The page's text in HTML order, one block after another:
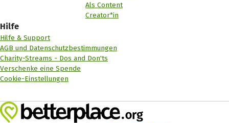
Als Content
Creator*in
Hilfe
Hilfe & Support
AGB und Datenschutzbestimmungen
Charity-Streams - Dos and Don'ts
Verschenke eine Spende
Cookie-Einstellungen